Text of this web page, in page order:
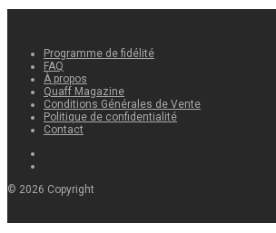
Programme de fidélité
FAQ
À propos
Quaff Magazine
Conditions Générales de Vente
Politique de confidentialité
Contact
© 2026 Copyright